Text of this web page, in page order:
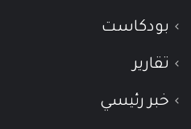
بودكاست
تقارير
خبر رئيسي